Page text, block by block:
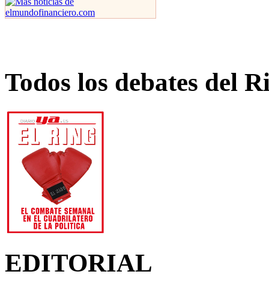
Todos los debates del
EDITORIAL